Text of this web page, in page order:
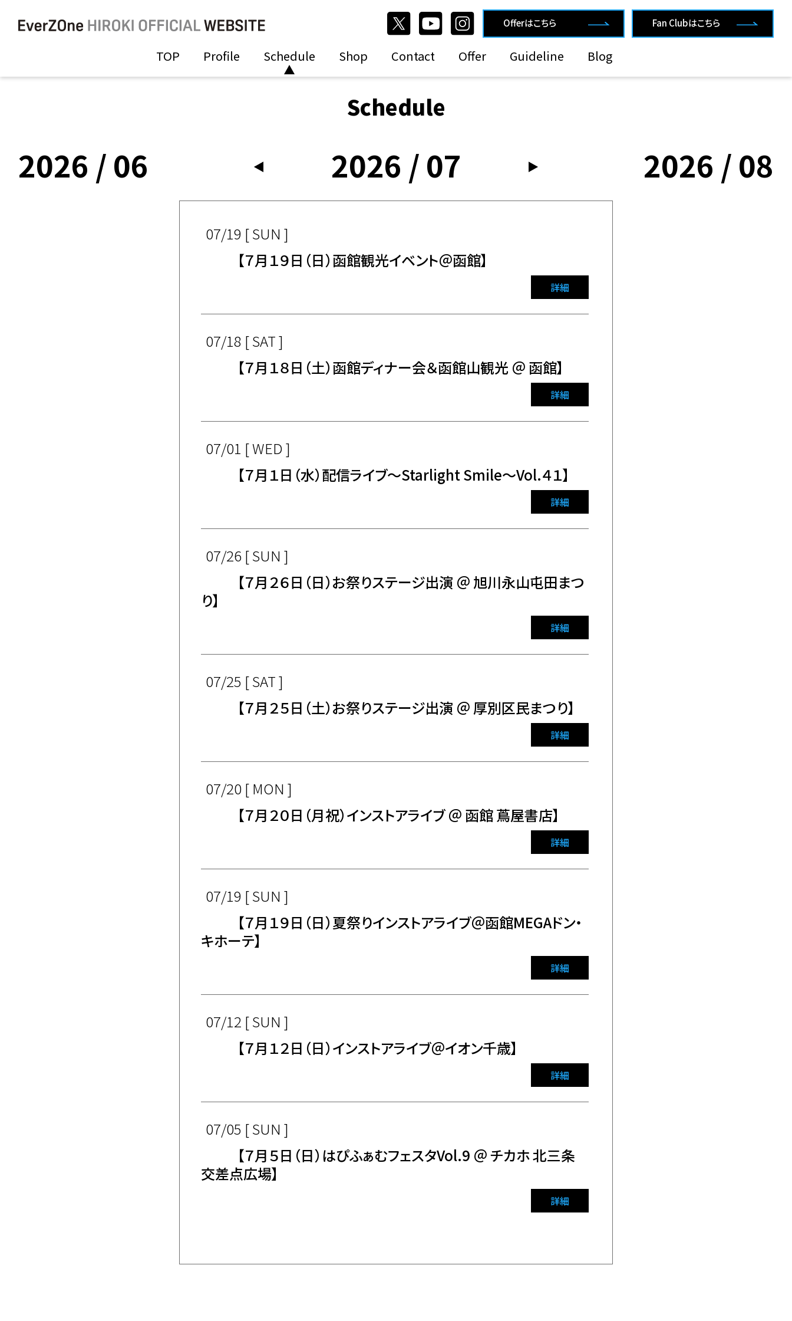
Offerはこちら Fan Clubはこちら
TOP Profile Schedule Shop Contact Offer Guideline Blog
Schedule
2026 / 06 2026 / 07 2026 / 08
07/19 [ SUN ]
【７月１９日（日）函館観光イベント＠函館】
詳細
07/18 [ SAT ]
【７月１８日（土）函館ディナー会＆函館山観光 ＠ 函館】
詳細
07/01 [ WED ]
【７月１日（水）配信ライブ〜Starlight Smile〜Vol.４１】
詳細
07/26 [ SUN ]
【７月２６日（日）お祭りステージ出演 ＠ 旭川永山屯田まつ
り】
詳細
07/25 [ SAT ]
【７月２５日（土）お祭りステージ出演 ＠ 厚別区民まつり】
詳細
07/20 [ MON ]
【７月２０日（月祝）インストアライブ ＠ 函館 蔦屋書店】
詳細
07/19 [ SUN ]
【７月１９日（日）夏祭りインストアライブ＠函館MEGAドン・
キホーテ】
詳細
07/12 [ SUN ]
【７月１２日（日）インストアライブ＠イオン千歳】
詳細
07/05 [ SUN ]
【７月５日（日）はぴふぁむフェスタVol.9 ＠ チカホ 北三条
交差点広場】
詳細